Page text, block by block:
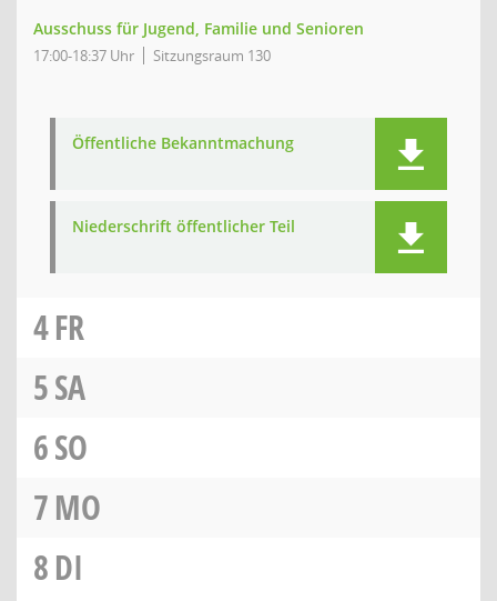
Ausschuss für Jugend, Familie und Senioren
17:00-18:37 Uhr Sitzungsraum 130
Öffentliche Bekanntmachung
Niederschrift öffentlicher Teil
4FR
5SA
6SO
7MO
8DI